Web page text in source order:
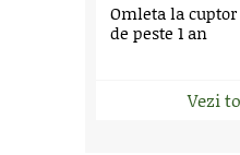
Omleta la
de peste 1 an
Vezi